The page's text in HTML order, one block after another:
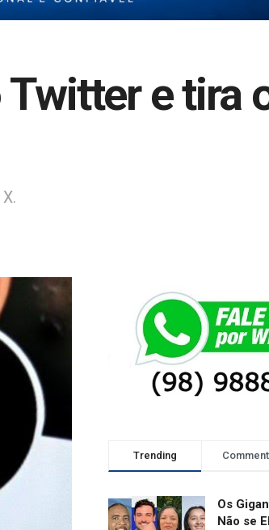
e tira
Trending
Os
Não se